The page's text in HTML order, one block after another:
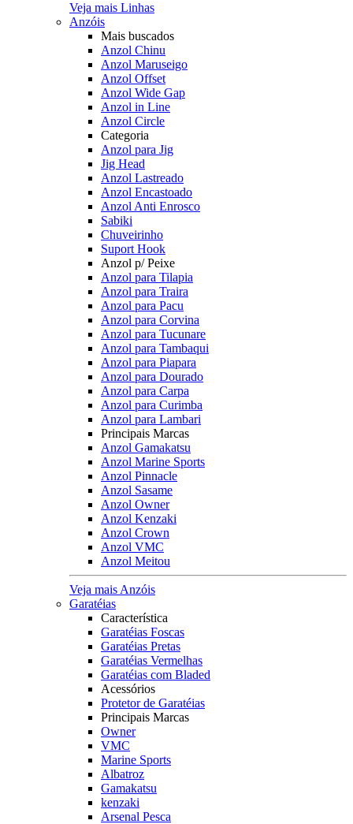
Veja mais Linhas
Anzóis
Mais buscados
Anzol Chinu
Anzol Maruseigo
Anzol Offset
Anzol Wide Gap
Anzol in Line
Anzol Circle
Categoria
Anzol para Jig
Jig Head
Anzol Lastreado
Anzol Encastoado
Anzol Anti Enrosco
Sabiki
Chuveirinho
Suport Hook
Anzol p/ Peixe
Anzol para Tilapia
Anzol para Traira
Anzol para Pacu
Anzol para Corvina
Anzol para Tucunare
Anzol para Tambaqui
Anzol para Piapara
Anzol para Dourado
Anzol para Carpa
Anzol para Curimba
Anzol para Lambari
Principais Marcas
Anzol Gamakatsu
Anzol Marine Sports
Anzol Pinnacle
Anzol Sasame
Anzol Owner
Anzol Kenzaki
Anzol Crown
Anzol VMC
Anzol Meitou
Veja mais Anzóis
Garatéias
Característica
Garatéias Foscas
Garatéias Pretas
Garatéias Vermelhas
Garatéias com Bladed
Acessórios
Protetor de Garatéias
Principais Marcas
Owner
VMC
Marine Sports
Albatroz
Gamakatsu
kenzaki
Arsenal Pesca